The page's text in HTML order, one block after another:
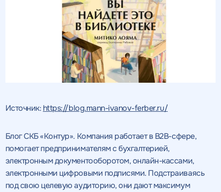
Источник: https://blog.mann-ivanov-ferber.ru/
Блог СКБ «Контур». Компания работает в B2B-сфере,
помогает предпринимателям с бухгалтерией,
электронным документооборотом, онлайн-кассами,
электронными цифровыми подписями. Подстраиваясь
под свою целевую аудиторию, они дают максимум